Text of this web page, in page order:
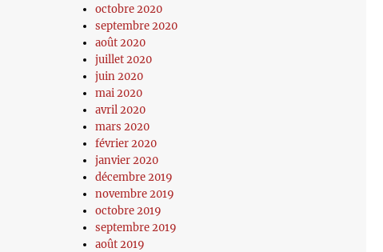
octobre 2020
septembre 2020
août 2020
juillet 2020
juin 2020
mai 2020
avril 2020
mars 2020
février 2020
janvier 2020
décembre 2019
novembre 2019
octobre 2019
septembre 2019
août 2019